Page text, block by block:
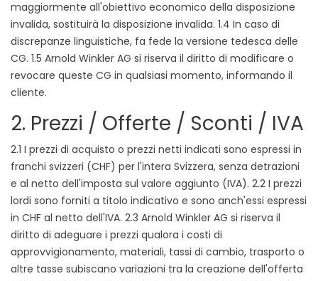
maggiormente all'obiettivo economico della disposizione
invalida, sostituirà la disposizione invalida. 1.4 In caso di
discrepanze linguistiche, fa fede la versione tedesca delle
CG. 1.5 Arnold Winkler AG si riserva il diritto di modificare o
revocare queste CG in qualsiasi momento, informando il
cliente.
2. Prezzi / Offerte / Sconti / IVA
2.1 I prezzi di acquisto o prezzi netti indicati sono espressi in
franchi svizzeri (CHF) per l'intera Svizzera, senza detrazioni
e al netto dell'imposta sul valore aggiunto (IVA). 2.2 I prezzi
lordi sono forniti a titolo indicativo e sono anch'essi espressi
in CHF al netto dell'IVA. 2.3 Arnold Winkler AG si riserva il
diritto di adeguare i prezzi qualora i costi di
approvvigionamento, materiali, tassi di cambio, trasporto o
altre tasse subiscano variazioni tra la creazione dell'offerta